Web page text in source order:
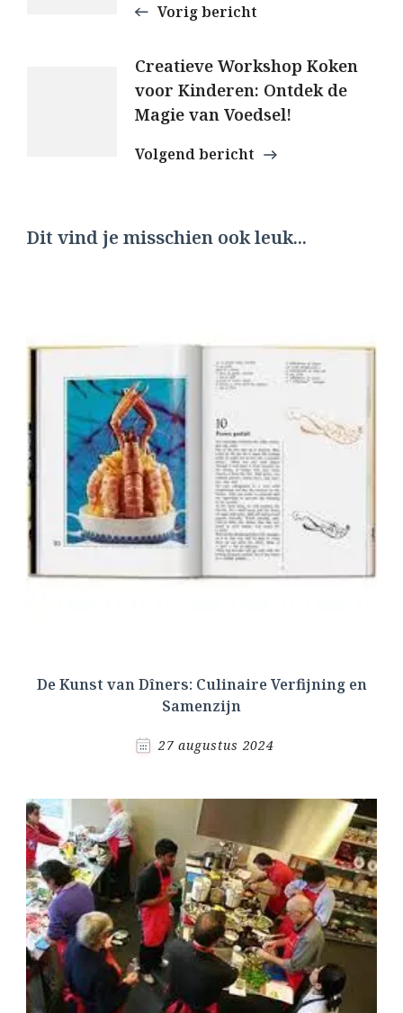
Vorig bericht
Creatieve Workshop Koken
voor Kinderen: Ontdek de
Magie van Voedsel!
Volgend bericht
Dit vind je misschien ook leuk...
De Kunst van Dîners: Culinaire Verfijning en
Samenzijn
27 augustus 2024